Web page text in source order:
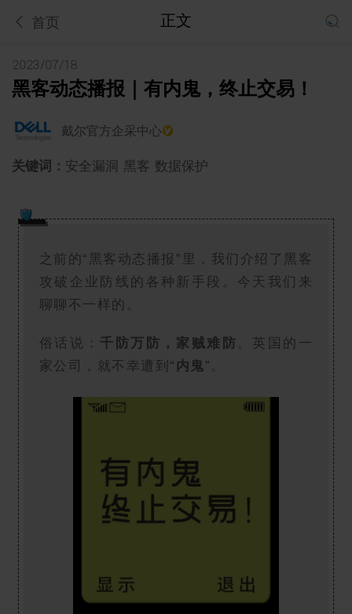
首页 正文
2023/07/18
黑客动态播报｜有内鬼，终止交易！
戴尔官方企采中心
关键词： 安全漏洞 黑客 数据保护
之前的“黑客动态播报”里，我们介绍了黑客
攻破企业防线的各种新手段。今天我们来
聊聊不一样的。
俗话说：千防万防，家贼难防
。英国的一
家公司，就不幸遭到“ 内鬼”。